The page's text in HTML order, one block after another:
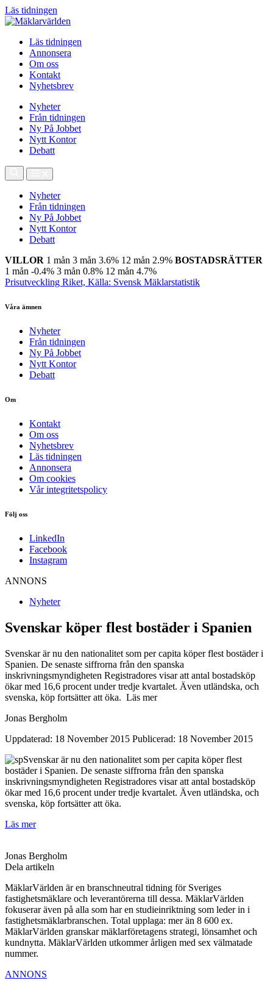
Läs tidningen
Läs tidningen
Annonsera
Om oss
Kontakt
Nyhetsbrev
Nyheter
Från tidningen
Ny På Jobbet
Nytt Kontor
Debatt
Nyheter
Från tidningen
Ny På Jobbet
Nytt Kontor
Debatt
VILLOR 1 mån 3 mån 3.6% 12 mån 2.9% BOSTADSRÄTTER
1 mån -0.4% 3 mån 0.8% 12 mån 4.7%
Prisutveckling Riket, Källa: Svensk Mäklarstatistik
Våra ämnen
Nyheter
Från tidningen
Ny På Jobbet
Nytt Kontor
Debatt
Om
Kontakt
Om oss
Nyhetsbrev
Läs tidningen
Annonsera
Om cookies
Vår integritetspolicy
Följ oss
LinkedIn
Facebook
Instagram
ANNONS
Nyheter
Svenskar köper flest bostäder i Spanien
Svenskar är nu den nationalitet som per capita köper flest bostäder i
Spanien. De senaste siffrorna från den spanska
inskrivningsmyndigheten Registradores visar att antal bostadsköp
ökar med 16,6 procent under tredje kvartalet. Även utländska, och
svenska, köp fortsätter att öka. Läs mer
Jonas Bergholm
Uppdaterad: 18 November 2015 Publicerad: 18 November 2015
Svenskar är nu den nationalitet som per capita köper flest
bostäder i Spanien. De senaste siffrorna från den spanska
inskrivningsmyndigheten Registradores visar att antal bostadsköp
ökar med 16,6 procent under tredje kvartalet. Även utländska, och
svenska, köp fortsätter att öka.
Läs mer
Jonas Bergholm
Dela artikeln
MäklarVärlden är en branschneutral tidning för Sveriges
fastighetsmäklare och leverantörerna till dessa. MäklarVärlden
fokuserar även på alla som har en studieinriktning som leder in i
fastighetsmäklarbranschen. Total upplaga: mer än 8 600 ex.
MäklarVärlden granskar mäklarföretagens strategi, lönsamhet och
kundnytta. MäklarVärlden utkommer årligen med sex välmatade
nummer.
ANNONS